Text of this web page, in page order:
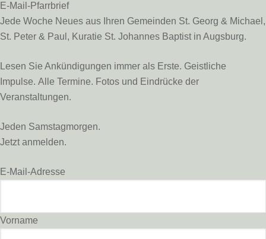
E-Mail-Pfarrbrief
Jede Woche Neues aus Ihren Gemeinden St. Georg & Michael,
St. Peter & Paul, Kuratie St. Johannes Baptist in Augsburg.
Lesen Sie Ankündigungen immer als Erste. Geistliche
Impulse. Alle Termine. Fotos und Eindrücke der
Veranstaltungen.
Jeden Samstagmorgen.
Jetzt anmelden.
E-Mail-Adresse
Vorname